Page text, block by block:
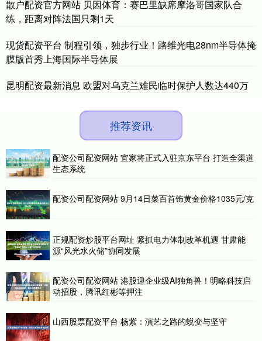
散户配资官方网站 贝因体育：赛巴里缺席摩洛哥国家队合
练，距离对阵法国只剩1天
现货配资平台 制程引领，独步行业！路维光电28nm半导体掩
膜版首秀上海国际半导体展
昆明配资最新消息 欧盟对乌克兰难民临时保护人数达440万
推荐资讯
配资公司配资网站 宜家将正式入驻京东平台 打造全渠道
生态系统
配资公司配资网站 9月14日菜百首饰黄金价格1035元/克
正规配资炒股平台网址 紧抓电力体制改革机遇 甘肃能
源“风光水火储”协同发展
配资公司配资网站 港股迎企业级AI独角兽！明略科技启
动招股，腾讯红彬等押注
山西股票配资平台 杨紫：演艺之路的蜕变与坚守